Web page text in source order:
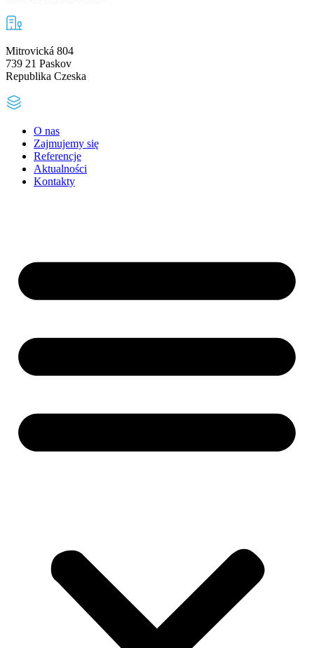
Mitrovická 804
739 21 Paskov
Republika Czeska
O nas
Zajmujemy się
Referencje
Aktualności
Kontakty